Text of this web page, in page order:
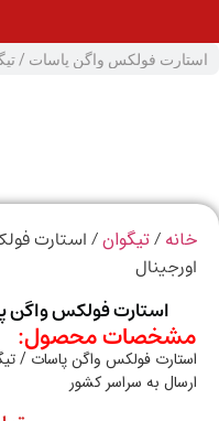
/تیگوان/ استارت فولکس
استارت فولکس واگن
محصول:
فولکس واگن پاسات / تیگوان
به سراسر کشور